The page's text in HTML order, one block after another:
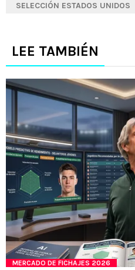
SELECCIÓN ESTADOS UNIDOS
LEE TAMBIÉN
MERCADO DE FICHAJES 2026